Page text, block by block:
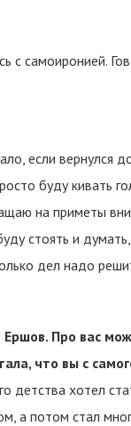
с самоиронией.
если вернулся
буду кивать
на приметы
стоять и
дел надо
Про вас
что вы с
детства хотел
а потом стал